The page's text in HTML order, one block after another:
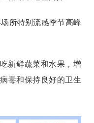
所特别流感季节高峰
新鲜蔬菜和水果，增
毒和保持良好的卫生